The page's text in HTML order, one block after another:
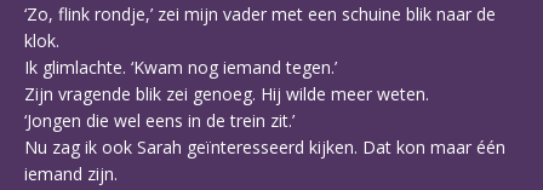
‘Zo, flink rondje,’ zei mijn vader met een schuine blik naar de
klok.
Ik glimlachte. ‘Kwam nog iemand tegen.’
Zijn vragende blik zei genoeg. Hij wilde meer weten.
‘Jongen die wel eens in de trein zit.’
Nu zag ik ook Sarah geïnteresseerd kijken. Dat kon maar één
iemand zijn.